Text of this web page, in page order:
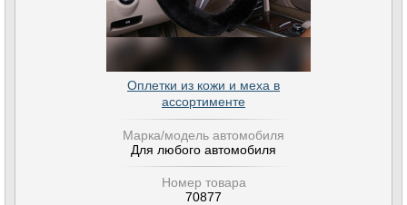
Оплетки из кожи и меха в
ассортименте
Марка/модель автомобиля
Для любого автомобиля
Номер товара
70877